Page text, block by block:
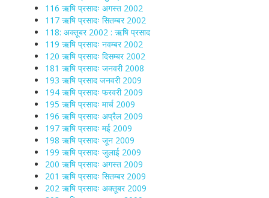
116 ऋषि प्रसादः अगस्त 2002
117 ऋषि प्रसादः सितम्बर 2002
118: अक्तूबर 2002 : ऋषि प्रसाद
119 ऋषि प्रसादः नवम्बर 2002
120 ऋषि प्रसादः दिसम्बर 2002
181 ऋषि प्रसादः जनवरी 2008
193 ऋषि प्रसाद जनवरी 2009
194 ऋषि प्रसादः फरवरी 2009
195 ऋषि प्रसादः मार्च 2009
196 ऋषि प्रसादः अप्रैल 2009
197 ऋषि प्रसादः मई 2009
198 ऋषि प्रसादः जून 2009
199 ऋषि प्रसादः जुलाई 2009
200 ऋषि प्रसादः अगस्त 2009
201 ऋषि प्रसादः सितम्बर 2009
202 ऋषि प्रसादः अक्तूबर 2009